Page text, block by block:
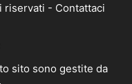
riservati - Contattaci
sito sono gestite da